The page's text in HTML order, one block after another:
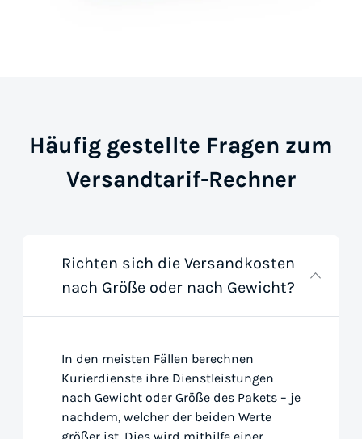
Häufig gestellte Fragen zum
Versandtarif-Rechner
Richten sich die Versandkosten
nach Größe oder nach Gewicht?
In den meisten Fällen berechnen
Kurierdienste ihre Dienstleistungen
nach Gewicht oder Größe des Pakets – je
nachdem, welcher der beiden Werte
größer ist. Dies wird mithilfe einer